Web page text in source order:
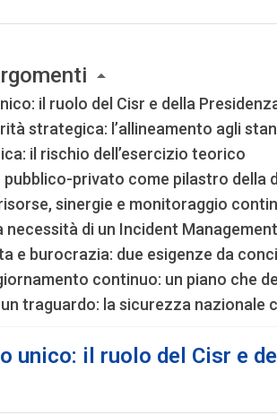
il ruolo del Cisr e della
strategica: l’allineamento agli
il rischio dell’esercizio teorico
privato come pilastro della
sinergie e monitoraggio
necessità di un Incident
e burocrazia: due esigenze da
continuo: un piano che
traguardo: la sicurezza nazionale
unico: il ruolo del Cisr e